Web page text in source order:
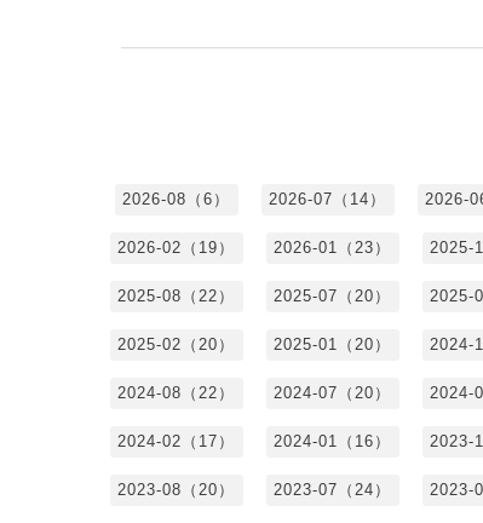
2026-08（6） 2026-07（14） 2026-
2026-02（19） 2026-01（23） 2025-
2025-08（22） 2025-07（20） 2025-
2025-02（20） 2025-01（20） 2024-
2024-08（22） 2024-07（20） 2024-
2024-02（17） 2024-01（16） 2023-
2023-08（20） 2023-07（24） 2023-